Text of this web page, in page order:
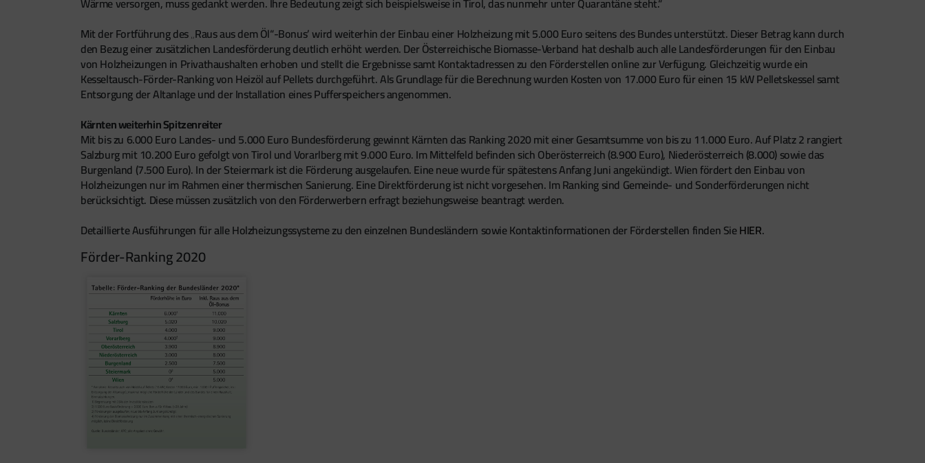
Mit der Fortführung des „Raus aus dem Öl“-Bonus’ wird weiterhin der Einbau einer Holzheizung mit 5.000 Euro seitens des Bundes unterstützt. Dieser Betrag kann durch
den Bezug einer zusätzlichen Landesförderung deutlich erhöht werden. Der Österreichische Biomasse-Verband hat deshalb auch alle Landesförderungen für den Einbau
von Holzheizungen in Privathaushalten erhoben und stellt die Ergebnisse samt Kontaktadressen zu den Förderstellen online zur Verfügung. Gleichzeitig wurde ein
Kesseltausch-Förder-Ranking von Heizöl auf Pellets durchgeführt. Als Grundlage für die Berechnung wurden Kosten von 17.000 Euro für einen 15 kW Pelletskessel samt
Entsorgung der Altanlage und der Installation eines Pufferspeichers angenommen.
Kärnten weiterhin Spitzenreiter
Mit bis zu 6.000 Euro Landes- und 5.000 Euro Bundesförderung gewinnt Kärnten das Ranking 2020 mit einer Gesamtsumme von bis zu 11.000 Euro. Auf Platz 2 rangiert
Salzburg mit 10.200 Euro gefolgt von Tirol und Vorarlberg mit 9.000 Euro. Im Mittelfeld befinden sich Oberösterreich (8.900 Euro), Niederösterreich (8.000) sowie das
Burgenland (7.500 Euro). In der Steiermark ist die Förderung ausgelaufen. Eine neue wurde für spätestens Anfang Juni angekündigt. Wien fördert den Einbau von
Holzheizungen nur im Rahmen einer thermischen Sanierung. Eine Direktförderung ist nicht vorgesehen. Im Ranking sind Gemeinde- und Sonderförderungen nicht
berücksichtigt. Diese müssen zusätzlich von den Förderwerbern erfragt beziehungsweise beantragt werden.
Detaillierte Ausführungen für alle Holzheizungssysteme zu den einzelnen Bundesländern sowie Kontaktinformationen der Förderstellen finden SieHIER.
Förder-Ranking 2020